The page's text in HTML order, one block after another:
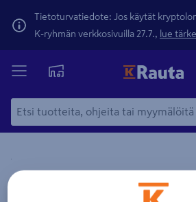
Tietoturvatiedote: Jos käytät
K-ryhmän verkkosivuilla 27.7., lue
Yksityiskohtainen kuvaus löytyy